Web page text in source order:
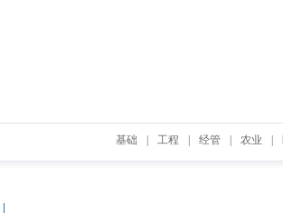
基础 工程 经管 农业